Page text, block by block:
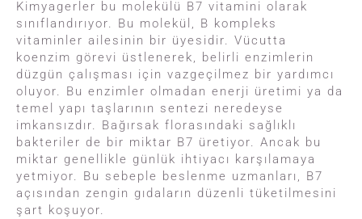
Kimyagerler bu molekülü B7 vitamini olarak
sınıflandırıyor. Bu molekül, B kompleks
vitaminler ailesinin bir üyesidir. Vücutta
koenzim görevi üstlenerek, belirli enzimlerin
düzgün çalışması için vazgeçilmez bir yardımcı
oluyor. Bu enzimler olmadan enerji üretimi ya da
temel yapı taşlarının sentezi neredeyse
imkansızdır. Bağırsak florasındaki sağlıklı
bakteriler de bir miktar B7 üretiyor. Ancak bu
miktar genellikle günlük ihtiyacı karşılamaya
yetmiyor. Bu sebeple beslenme uzmanları, B7
açısından zengin gıdaların düzenli tüketilmesini
şart koşuyor.